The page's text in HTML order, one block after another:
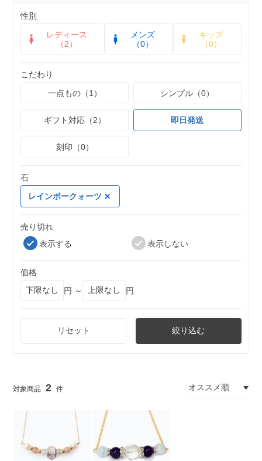
性別
レディース
（2）
メンズ
（0）
キッズ
（0）
こだわり
一点もの（1）
シンプル（0）
ギフト対応（2） 即日発送
刻印（0）
石
レインボークォーツ
売り切れ
表示する
表示しない
価格
円 ～
円
リセット 絞り込む
2